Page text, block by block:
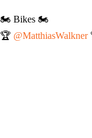
🏍️ Bikes 🏍️
🏆 @MatthiasWalkner